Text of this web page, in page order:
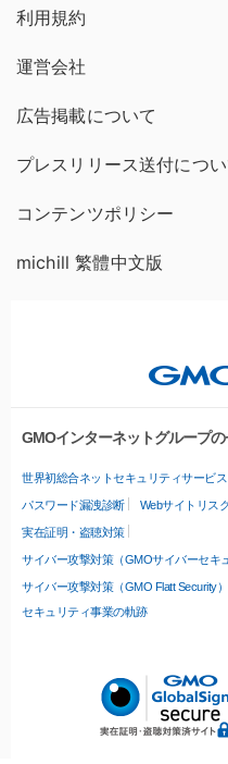
利用規約
運営会社
広告掲載について
プレスリリース送付につ
コンテンツポリシー
michill 繁體中文版
GMOインターネットグループ
世界初総合ネットセキュリティサービス
パスワード漏洩診断 Webサイトリス
実在証明・盗聴対策
サイバー攻撃対策（GMOサイバーセキ
サイバー攻撃対策（GMO Flatt Security）
セキュリティ事業の軌跡